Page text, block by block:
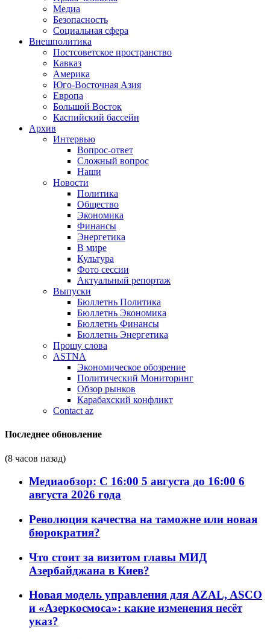
Медиа
Безопасность
Социальная сфера
Внешполитика
Постсоветское пространство
Кавказ
Америка
Юго-Восточная Азия
Европа
Большой Восток
Каспийский бассейн
Архив
Интервью
Вопрос-ответ
Сложный вопрос
Наши
Новости
Политика
Общество
Экономика
Финансы
Энергетика
В мире
Культура
Фото сессии
Актуальный репортаж
Выпуски
Бюллетнь Политика
Бюллетнь Экономика
Бюллетнь Финансы
Бюллетнь Энергетика
Прошу слова
ASTNA
Экономическое обозрение
Политический Мониторинг
Обзор рынков
Карабахский конфликт
Contact az
Последнее обновление
(8 часов назад)
Медиаобзор: С 16:00 5 августа до 16:00 6
августа 2026 года
Революция качества на таможне или новая
бюрократия?
Что стоит за визитом главы МИД
Азербайджана в Киев?
Новая модель управления для AZAL, ASCO
и «Азеркосмоса»: какие изменения несёт
указ?